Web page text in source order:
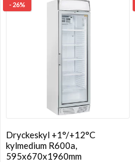
- 26%
Dryckeskyl +1°/+12°C
kylmedium R600a,
595x670x1960mm